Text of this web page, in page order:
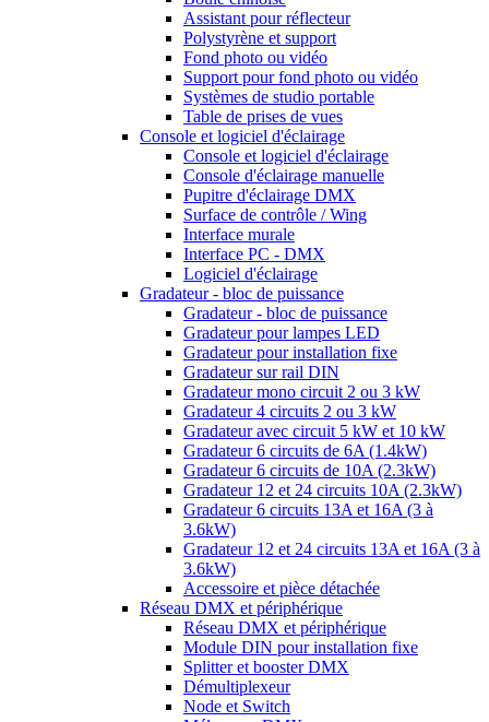
Assistant pour réflecteur
Polystyrène et support
Fond photo ou vidéo
Support pour fond photo ou vidéo
Systèmes de studio portable
Table de prises de vues
Console et logiciel d'éclairage
Console et logiciel d'éclairage
Console d'éclairage manuelle
Pupitre d'éclairage DMX
Surface de contrôle / Wing
Interface murale
Interface PC - DMX
Logiciel d'éclairage
Gradateur - bloc de puissance
Gradateur - bloc de puissance
Gradateur pour lampes LED
Gradateur pour installation fixe
Gradateur sur rail DIN
Gradateur mono circuit 2 ou 3 kW
Gradateur 4 circuits 2 ou 3 kW
Gradateur avec circuit 5 kW et 10 kW
Gradateur 6 circuits de 6A (1.4kW)
Gradateur 6 circuits de 10A (2.3kW)
Gradateur 12 et 24 circuits 10A (2.3kW)
Gradateur 6 circuits 13A et 16A (3 à
3.6kW)
Gradateur 12 et 24 circuits 13A et 16A (3 à
3.6kW)
Accessoire et pièce détachée
Réseau DMX et périphérique
Réseau DMX et périphérique
Module DIN pour installation fixe
Splitter et booster DMX
Démultiplexeur
Node et Switch